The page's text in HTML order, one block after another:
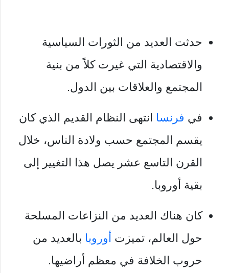
حدثت العديد من الثورات السياسية
والاقتصادية التي غيرت كلاً من بنية
المجتمع والعلاقات بين الدول.
في فرنسا انتهى النظام القديم الذي كان
يقسم المجتمع حسب ولادة الناس، خلال
القرن التاسع عشر يصل هذا التغيير إلى
بقية أوروبا.
كان هناك العديد من النزاعات المسلحة
حول العالم، تميزت أوروبا بالعديد من
حروب الخلافة في معظم أراضيها.